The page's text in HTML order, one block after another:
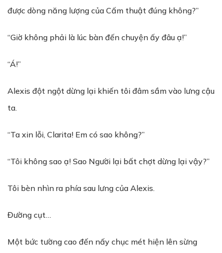
được dòng năng lượng của Cấm thuật đúng không?”
“Giờ không phải là lúc bàn đến chuyện ấy đâu ạ!”
“Á!”
Alexis đột ngột dừng lại khiến tôi đâm sầm vào lưng cậu
ta.
“Ta xin lỗi, Clarita! Em có sao không?”
“Tôi không sao ạ! Sao Người lại bất chợt dừng lại vậy?”
Tôi bèn nhìn ra phía sau lưng của Alexis.
Đường cụt…
Một bức tường cao đến nấy chục mét hiện lên sừng